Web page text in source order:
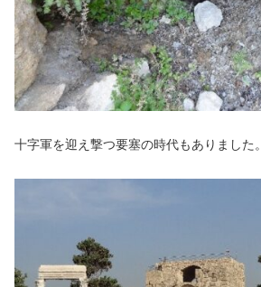
十字軍を迎え撃つ要塞の時代もありました。